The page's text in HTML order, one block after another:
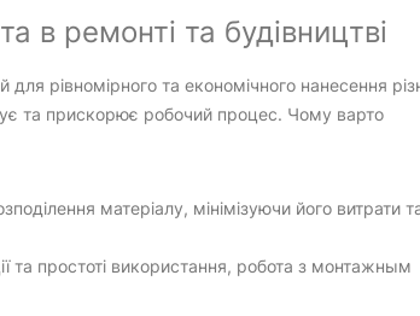
в ремонті та будівництві
рівномірного та економічного нанесення
та прискорює робочий процес. Чому варто
матеріалу, мінімізуючи його витрати
та простоті використання, робота з монтажным